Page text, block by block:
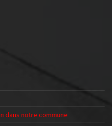
dans notre commune